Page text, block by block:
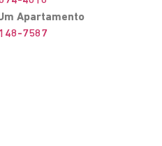
Apartamento
7587